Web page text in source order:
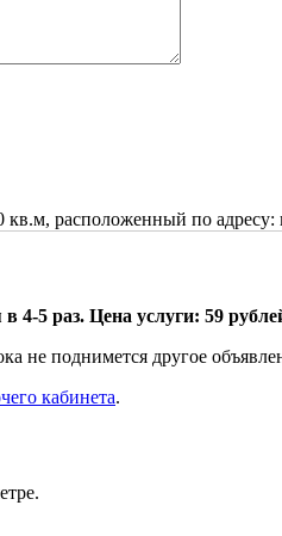
расположенный по
4-5 раз. Цена услуги: 59
не поднимется другое
кабинета.